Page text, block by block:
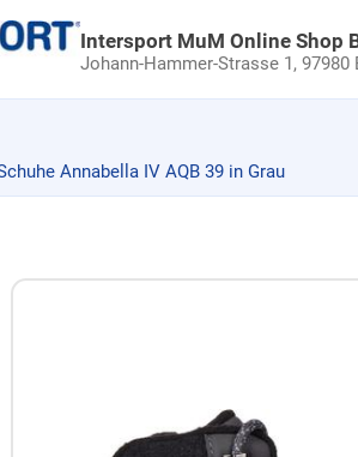
Intersport MuM Online Shop
Johann-Hammer-Strasse 1,97980
Annabella IV AQB 39 in Grau